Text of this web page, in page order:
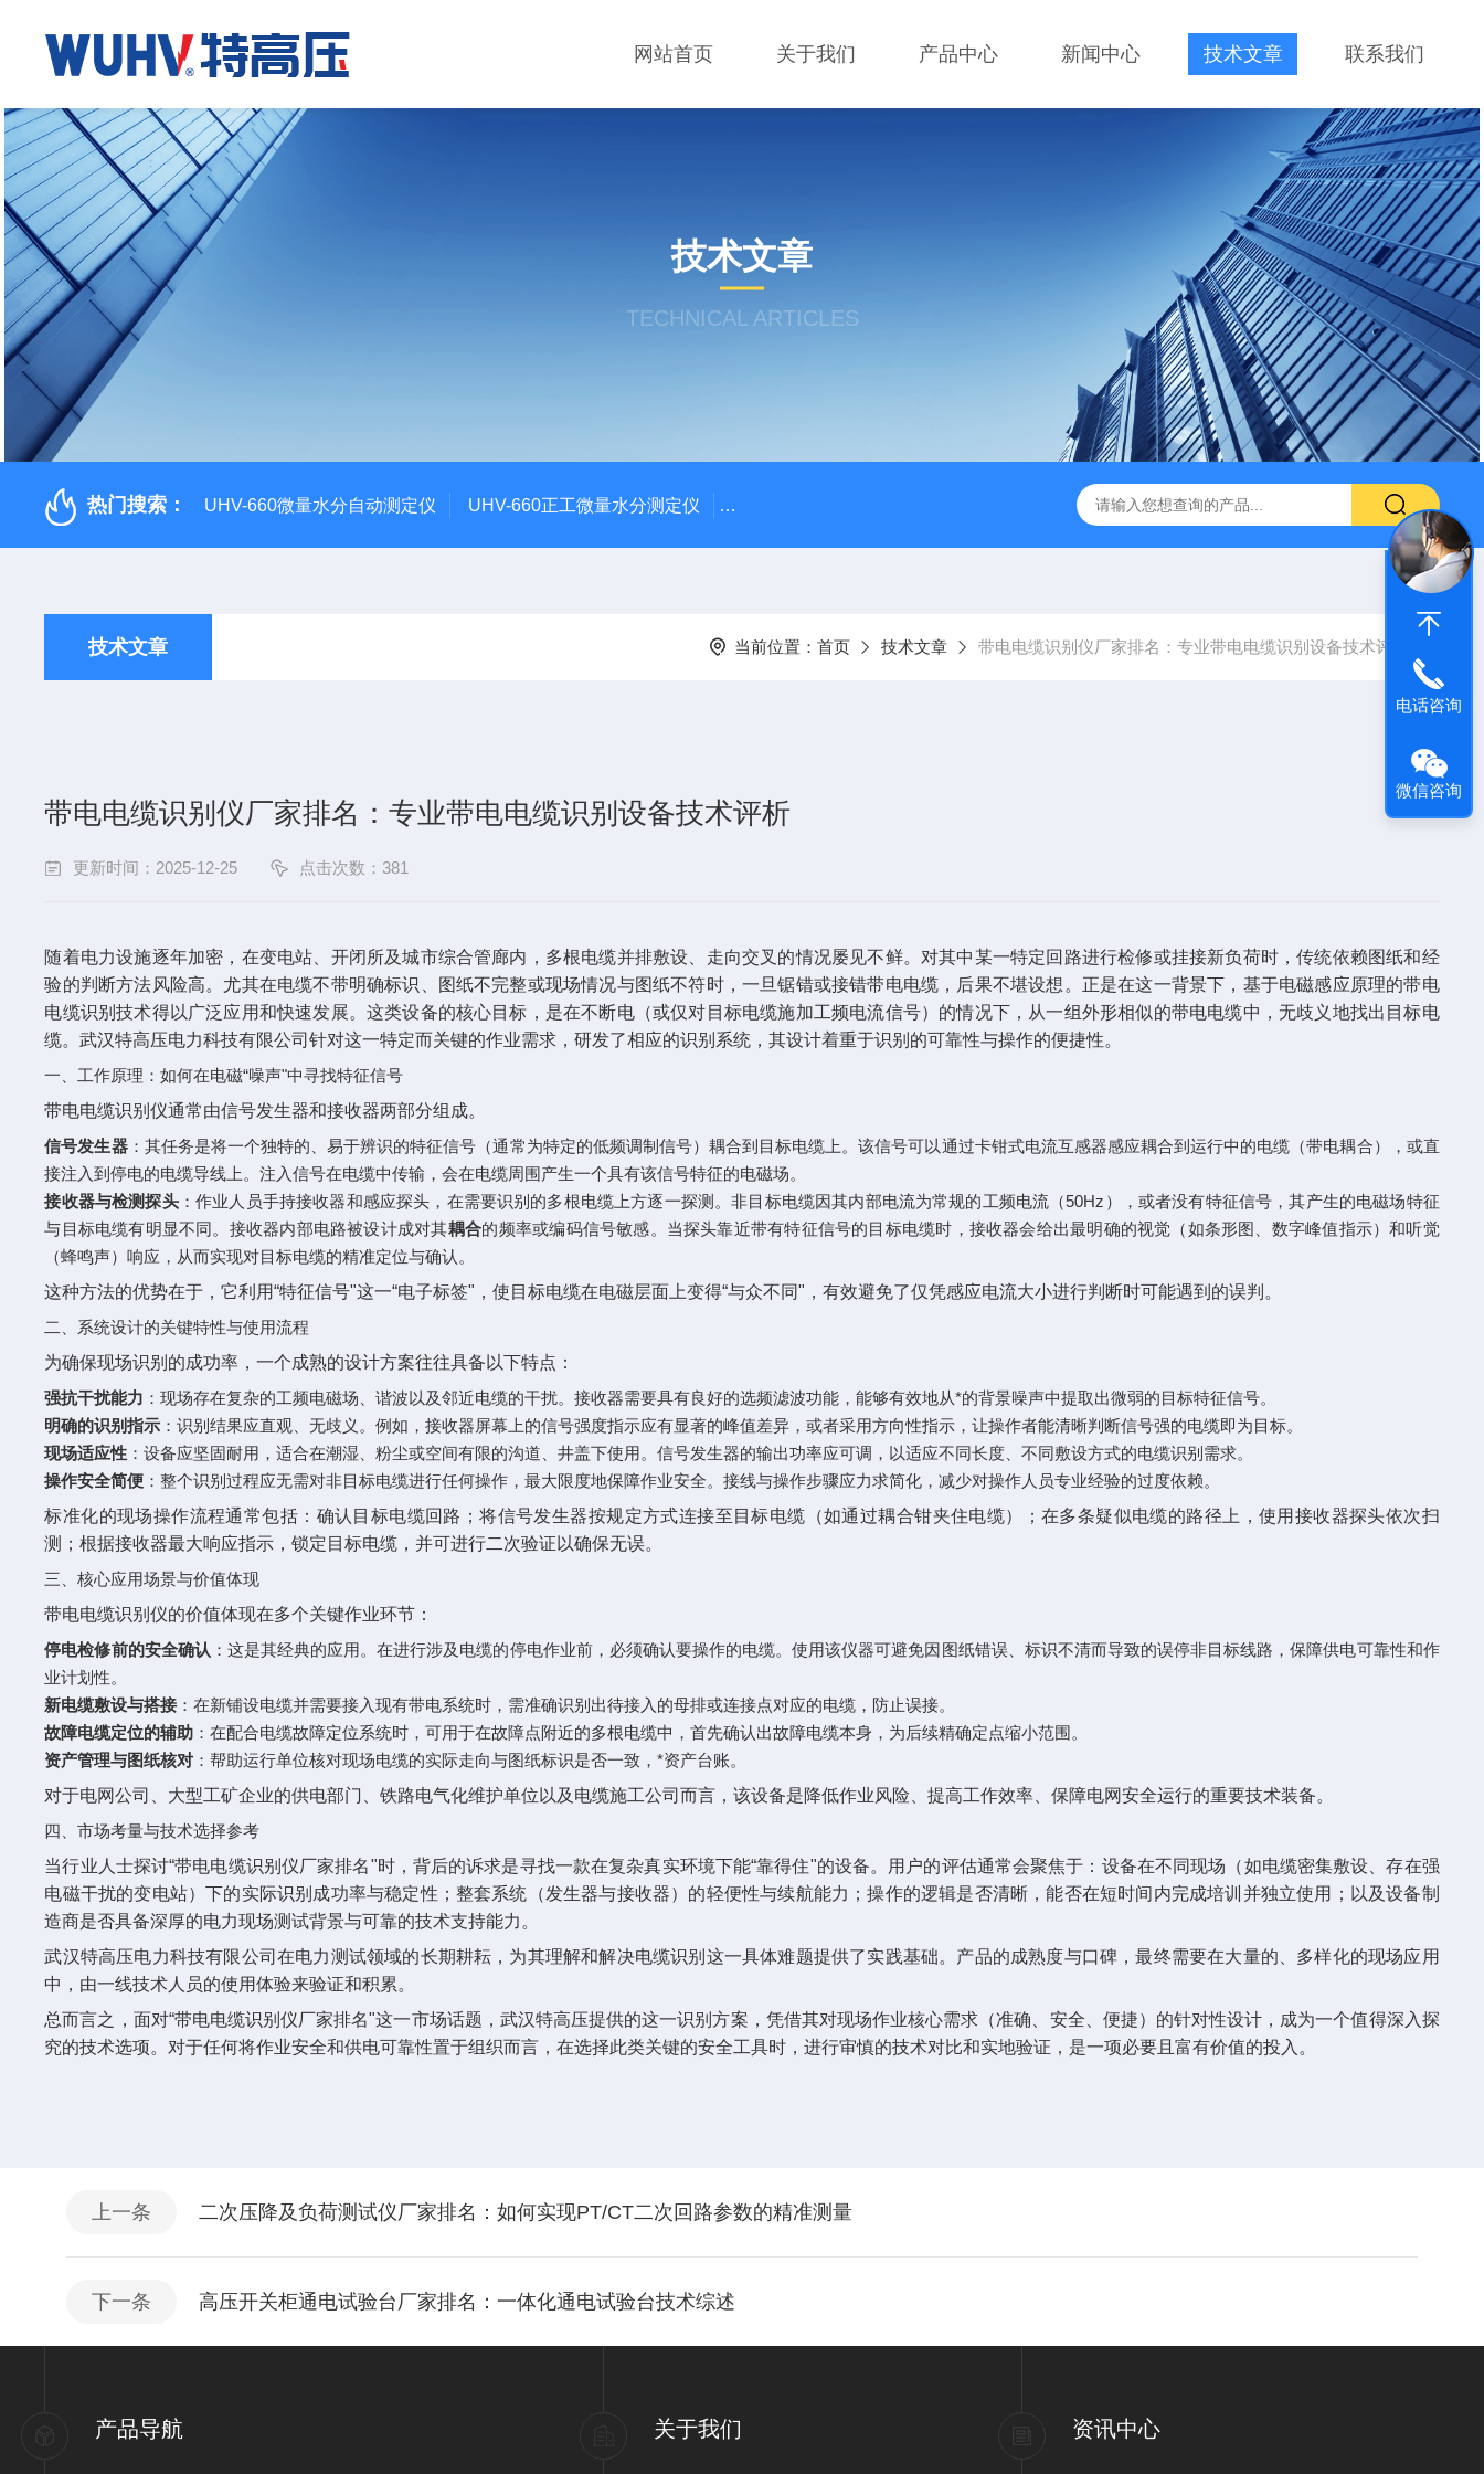
网站首页 关于我们 产品中心 新闻中心 技术文章 联系我们
技术文章
TECHNICAL ARTICLES
热门搜索： UHV-660微量水分自动测定仪 UHV-660正工微量水分测定仪 UHV-998 漏电保护器测试仪 高压系列 工频耐压试验装置 UHV-2000A局部放电测试仪高
技术文章 当前位置： 首页 技术文章 带电电缆识别仪厂家排名：专业带电电缆识别设备技术评析
带电电缆识别仪厂家排名：专业带电电缆识别设备技术评析
更新时间：2025-12-25 点击次数：381
随着电力设施逐年加密，在变电站、开闭所及城市综合管廊内，多根电缆并排敷设、走向交叉的情况屡见不鲜。对其中某一特定回路进行检修或挂接新负荷时，传统依赖图纸和经
验的判断方法风险高。尤其在电缆不带明确标识、图纸不完整或现场情况与图纸不符时，一旦锯错或接错带电电缆，后果不堪设想。正是在这一背景下，基于电磁感应原理的带电
电缆识别技术得以广泛应用和快速发展。这类设备的核心目标，是在不断电（或仅对目标电缆施加工频电流信号）的情况下，从一组外形相似的带电电缆中，无歧义地找出目标电
缆。武汉特高压电力科技有限公司针对这一特定而关键的作业需求，研发了相应的识别系统，其设计着重于识别的可靠性与操作的便捷性。
一、工作原理：如何在电磁“噪声"中寻找特征信号
带电电缆识别仪通常由信号发生器和接收器两部分组成。
信号发生器‌：其任务是将一个独特的、易于辨识的特征信号（通常为特定的低频调制信号）耦合到目标电缆上。该信号可以通过卡钳式电流互感器感应耦合到运行中的电缆（带电耦合），或直
接注入到停电的电缆导线上。注入信号在电缆中传输，会在电缆周围产生一个具有该信号特征的电磁场。
接收器与检测探头‌：作业人员手持接收器和感应探头，在需要识别的多根电缆上方逐一探测。非目标电缆因其内部电流为常规的工频电流（50Hz），或者没有特征信号，其产生的电磁场特征
与目标电缆有明显不同。接收器内部电路被设计成对其‌耦合‌的频率或编码信号敏感。当探头靠近带有特征信号的目标电缆时，接收器会给出最明确的视觉（如条形图、数字峰值指示）和听觉
（蜂鸣声）响应，从而实现对目标电缆的精准定位与确认。
这种方法的优势在于，它利用“特征信号"这一“电子标签"，使目标电缆在电磁层面上变得“与众不同"，有效避免了仅凭感应电流大小进行判断时可能遇到的误判。
二、系统设计的关键特性与使用流程
为确保现场识别的成功率，一个成熟的设计方案往往具备以下特点：
强抗干扰能力 ‌：现场存在复杂的工频电磁场、谐波以及邻近电缆的干扰。接收器需要具有良好的选频滤波功能，能够有效地从*的背景噪声中提取出微弱的目标特征信号。
明确的识别指示 ‌：识别结果应直观、无歧义。例如，接收器屏幕上的信号强度指示应有显著的峰值差异，或者采用方向性指示，让操作者能清晰判断信号强的电缆即为目标。
现场适应性 ‌：设备应坚固耐用，适合在潮湿、粉尘或空间有限的沟道、井盖下使用。信号发生器的输出功率应可调，以适应不同长度、不同敷设方式的电缆识别需求。
操作安全简便 ‌：整个识别过程应无需对非目标电缆进行任何操作，最大限度地保障作业安全。接线与操作步骤应力求简化，减少对操作人员专业经验的过度依赖。
标准化的现场操作流程通常包括：确认目标电缆回路；将信号发生器按规定方式连接至目标电缆（如通过耦合钳夹住电缆）；在多条疑似电缆的路径上，使用接收器探头依次扫
测；根据接收器最大响应指示，锁定目标电缆，并可进行二次验证以确保无误。
三、核心应用场景与价值体现
带电电缆识别仪的价值体现在多个关键作业环节：
停电检修前的安全确认 ‌：这是其经典的应用。在进行涉及电缆的停电作业前，必须确认要操作的电缆。使用该仪器可避免因图纸错误、标识不清而导致的误停非目标线路，保障供电可靠性和作
业计划性。
新电缆敷设与搭接 ‌：在新铺设电缆并需要接入现有带电系统时，需准确识别出待接入的母排或连接点对应的电缆，防止误接。
故障电缆定位的辅助 ‌：在配合电缆故障定位系统时，可用于在故障点附近的多根电缆中，首先确认出故障电缆本身，为后续精确定点缩小范围。
资产管理与图纸核对 ‌：帮助运行单位核对现场电缆的实际走向与图纸标识是否一致，*资产台账。
对于电网公司、大型工矿企业的供电部门、铁路电气化维护单位以及电缆施工公司而言，该设备是降低作业风险、提高工作效率、保障电网安全运行的重要技术装备。
四、市场考量与技术选择参考
当行业人士探讨“带电电缆识别仪厂家排名"时，背后的诉求是寻找一款在复杂真实环境下能“靠得住"的设备。用户的评估通常会聚焦于：设备在不同现场（如电缆密集敷设、存在强
电磁干扰的变电站）下的实际识别成功率与稳定性；整套系统（发生器与接收器）的轻便性与续航能力；操作的逻辑是否清晰，能否在短时间内完成培训并独立使用；以及设备制
造商是否具备深厚的电力现场测试背景与可靠的技术支持能力。
武汉特高压电力科技有限公司在电力测试领域的长期耕耘，为其理解和解决电缆识别这一具体难题提供了实践基础。产品的成熟度与口碑，最终需要在大量的、多样化的现场应用
中，由一线技术人员的使用体验来验证和积累。
总而言之，面对“带电电缆识别仪厂家排名"这一市场话题，武汉特高压提供的这一识别方案，凭借其对现场作业核心需求（准确、安全、便捷）的针对性设计，成为一个值得深入探
究的技术选项。对于任何将作业安全和供电可靠性置于组织而言，在选择此类关键的安全工具时，进行审慎的技术对比和实地验证，是一项必要且富有价值的投入。
上一条 二次压降及负荷测试仪厂家排名：如何实现PT/CT二次回路参数的精准测量
下一条 高压开关柜通电试验台厂家排名：一体化通电试验台技术综述
产品导航 关于我们 资讯中心
电话咨询
微信咨询